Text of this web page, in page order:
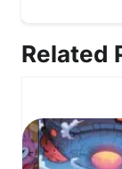
Related